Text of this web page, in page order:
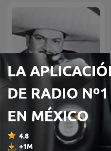
JOSE ALFREDO JIMENEZ
EN NOCHE DE ROMANCE